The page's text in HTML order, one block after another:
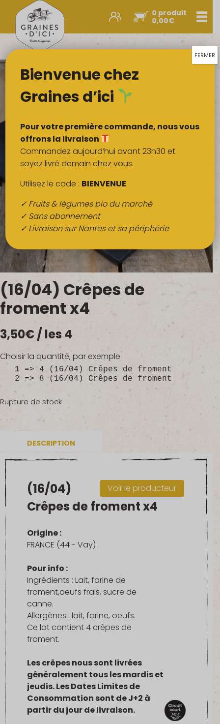
0 produit
0,00€
Promos et nouveautés
Légumes & œufs
Fruits
Viandes
Boulangerie
Crémerie
Poissons
Épicerie sucrée
Épices
Boissons
QUI SOMMES-NOUS ?
FRUITS BIO AU BUREAU
NOS PRODUCTEURS
NOS MARCHÉS
(16/04) Crêpes de
froment x4
3,50€/ les 4
Choisir la quantité, par exemple :
1 => 4 (16/04) Crêpes de froment
2 => 8 (16/04) Crêpes de froment
Rupture de stock
DESCRIPTION
Voir le producteur
(16/04)
Crêpes de froment x4
Origine :
FRANCE (44 - Vay)
Pour info :
Ingrédients : Lait, farine de
froment,oeufs frais, sucre de
canne.
Allergènes : lait, farine, oeufs.
Ce lot contient 4 crêpes de
froment.
Les crêpes nous sont livrées
généralement tous les mardis et
jeudis. Les Dates Limites de
Consommation sont de J+2 à
partir du jour de livraison.
Bienvenue chez
Graines d’ici
Pour votre première commande, nous vous
offrons la livraison
Commandez aujourd’hui avant 23h30 et
soyez livré demain chez vous.
Utilisez le code : BIENVENUE
✓ Fruits & légumes bio du marché
✓ Sans abonnement
✓ Livraison sur Nantes et sa périphérie
FERMER